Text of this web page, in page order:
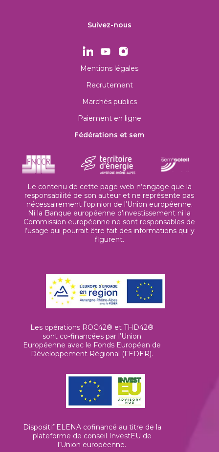
Suivez-nous
Mentions légales
Recrutement
Marchés publics
Paiement en ligne
Fédérations et sem
Le contenu de cette page web n’engage que la
responsabilité de son auteur et ne représente pas
nécessairement l’opinion de l’Union européenne.
Ni la Banque européenne d’investissement ni la
Commission européenne ne sont responsables de
l’usage qui pourrait être fait des informations qui y
figurent.
Les opérations ROC42® et THD42®
sont co-financées par l’Union
Européenne avec le Fonds Européen de
Développement Régional (FEDER).
Dispositif ELENA cofinancé au titre de la
plateforme de conseil InvestEU de
l’Union européenne.